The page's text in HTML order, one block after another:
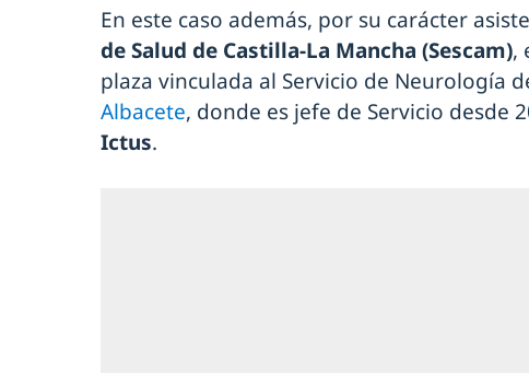
En este caso además, por su carácter
de Salud de Castilla-La Mancha (Sescam),
plaza vinculada al Servicio de Neurología
Albacete, donde es jefe de Servicio desde
Ictus.